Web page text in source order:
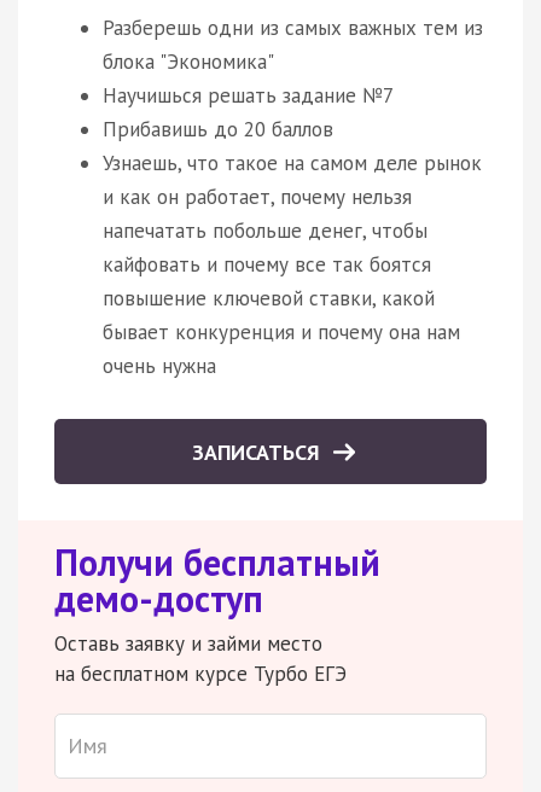
Разберешь одни из самых важных тем из
блока "Экономика"
Научишься решать задание №7
Прибавишь до 20 баллов
Узнаешь, что такое на самом деле рынок
и как он работает, почему нельзя
напечатать побольше денег, чтобы
кайфовать и почему все так боятся
повышение ключевой ставки, какой
бывает конкуренция и почему она нам
очень нужна
ЗАПИСАТЬСЯ
Получи бесплатный
демо-доступ
Оставь заявку и займи место
на бесплатном курсе Турбо ЕГЭ